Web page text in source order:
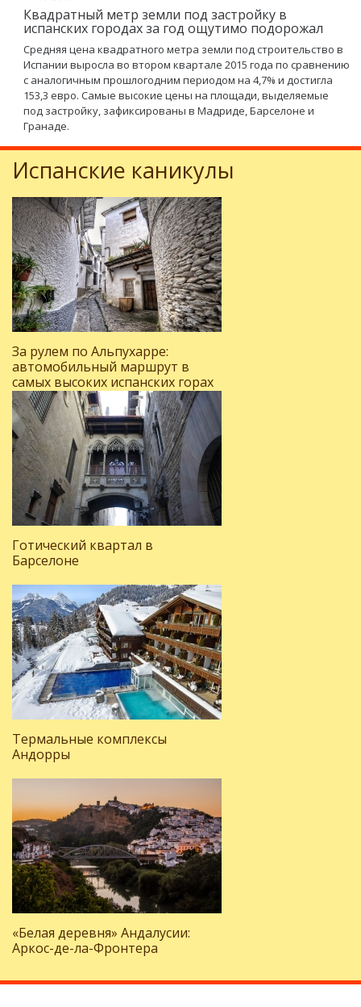
Квадратный метр земли под застройку в
испанских городах за год ощутимо подорожал
Средняя цена квадратного метра земли под строительство в
Испании выросла во втором квартале 2015 года по сравнению
с аналогичным прошлогодним периодом на 4,7% и достигла
153,3 евро. Самые высокие цены на площади, выделяемые
под застройку, зафиксированы в Мадриде, Барселоне и
Гранаде.
Испанские каникулы
За рулем по Альпухарре:
автомобильный маршрут в
самых высоких испанских горах
Готический квартал в
Барселоне
Термальные комплексы
Андорры
«Белая деревня» Андалусии:
Аркос-де-ла-Фронтера